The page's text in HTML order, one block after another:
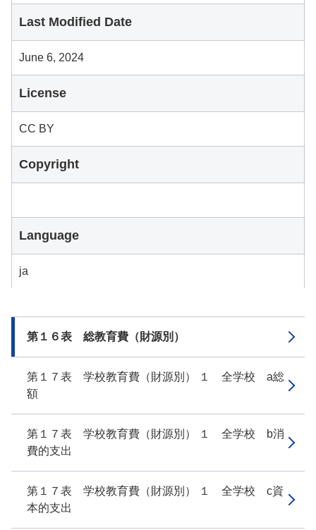
第１６表 総教育費（財源別）
第１７表 学校教育費（財源別） １ 全学校 a総
額
第１７表 学校教育費（財源別） １ 全学校 b消
費的支出
第１７表 学校教育費（財源別） １ 全学校 c資
本的支出
Last Modified Date
June 6, 2024
License
CC BY
Copyright
Language
ja